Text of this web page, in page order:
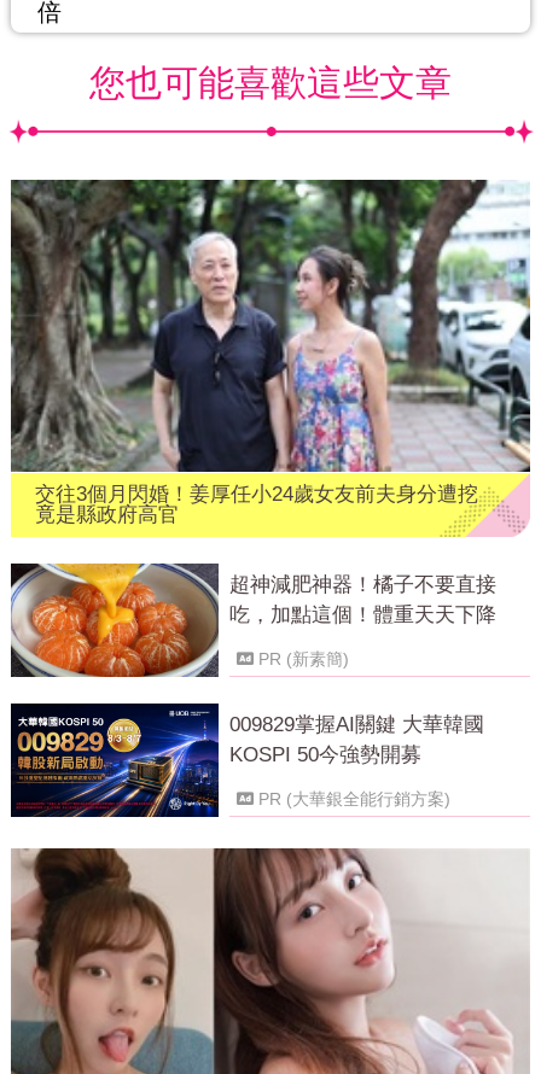
倍
您也可能喜歡這些文章
交往3個月閃婚！姜厚任小24歲女友前夫身分遭挖
竟是縣政府高官
超神減肥神器！橘子不要直接
吃，加點這個！體重天天下降
PR (新素簡)
009829掌握AI關鍵 大華韓國
KOSPI 50今強勢開募
PR (大華銀全能行銷方案)